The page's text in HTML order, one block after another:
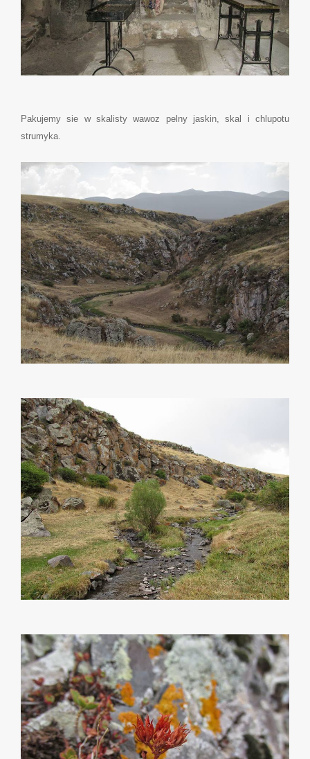
Pakujemy sie w skalisty wawoz pelny jaskin, skal i chlupotu
strumyka.